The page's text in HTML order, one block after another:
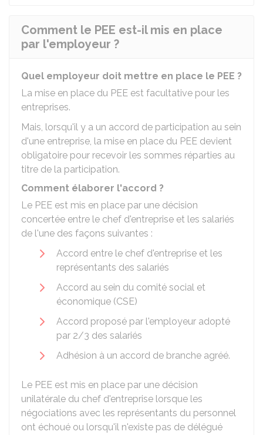
Comment le PEE est-il mis en place
par l'employeur ?
Quel employeur doit mettre en place le PEE ?
La mise en place du PEE est facultative pour les
entreprises.
Mais, lorsqu'il y a un accord de participation au sein
d'une entreprise, la mise en place du PEE devient
obligatoire pour recevoir les sommes réparties au
titre de la participation.
Comment élaborer l'accord ?
Le PEE est mis en place par une décision
concertée entre le chef d'entreprise et les salariés
de l'une des façons suivantes :
Accord entre le chef d'entreprise et les
représentants des salariés
Accord au sein du comité social et
économique (CSE)
Accord proposé par l'employeur adopté
par 2/3 des salariés
Adhésion à un accord de branche agréé.
Le PEE est mis en place par une décision
unilatérale du chef d'entreprise lorsque les
négociations avec les représentants du personnel
ont échoué ou lorsqu'il n'existe pas de délégué